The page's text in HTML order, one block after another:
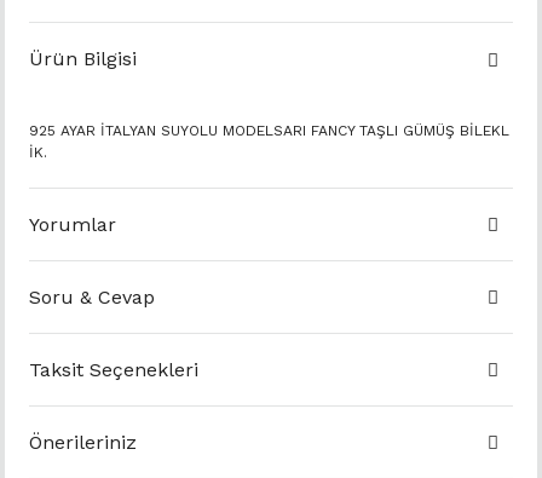
Ürün Bilgisi
925 AYAR İTALYAN SUYOLU MODELSARI FANCY TAŞLI GÜMÜŞ BİLEKL
İK.
Yorumlar
Soru & Cevap
Taksit Seçenekleri
Önerileriniz